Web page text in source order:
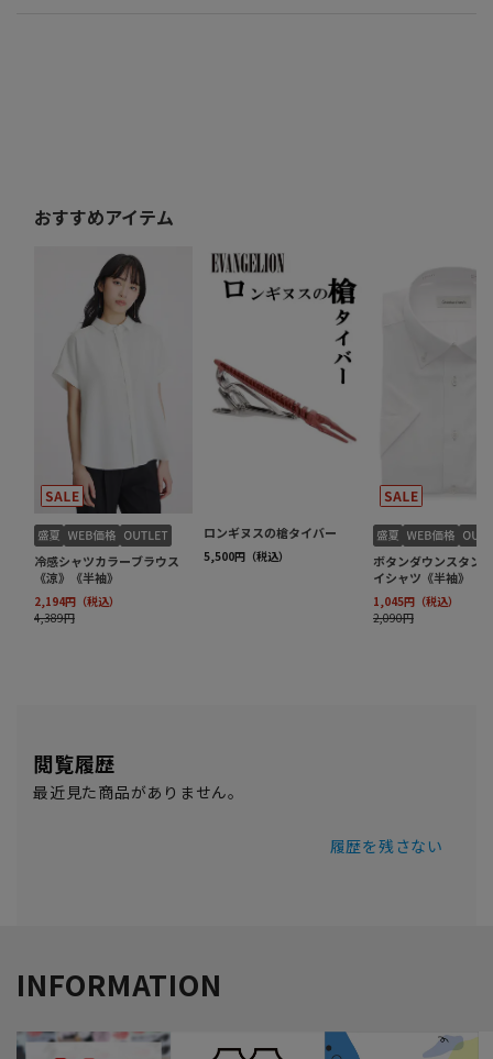
閲覧履歴
最近見た商品がありません。
履歴を残さない
INFORMATION